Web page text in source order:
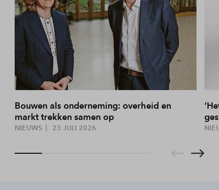
Bouwen als onderneming: overheid en
markt trekken samen op
NIEUWS 23 JULI 2026